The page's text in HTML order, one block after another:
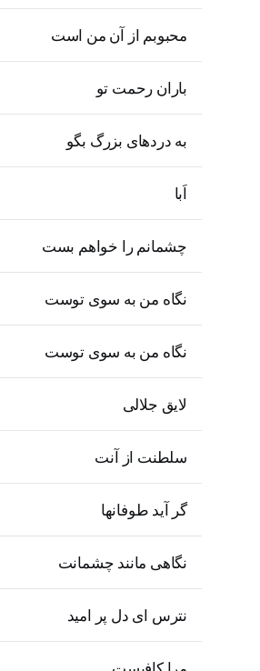
محبوبم از آن من است
باران رحمت تو
به دردهای بزرگ بگو
اَبا
چشمانم را خواهم بست
نگاه من به سوی توست
نگاه من به سوی توست
لایق جلالی
سلطنت از آنت
گر آید طوفانها
نگاهی مانند چشمانت
نترس ای دل پر امید